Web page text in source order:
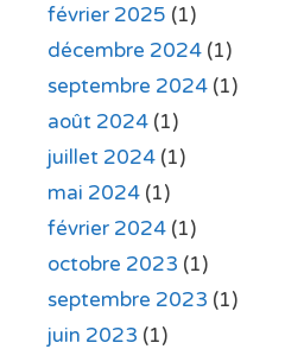
février 2025 (1)
décembre 2024 (1)
septembre 2024 (1)
août 2024 (1)
juillet 2024 (1)
mai 2024 (1)
février 2024 (1)
octobre 2023 (1)
septembre 2023 (1)
juin 2023 (1)